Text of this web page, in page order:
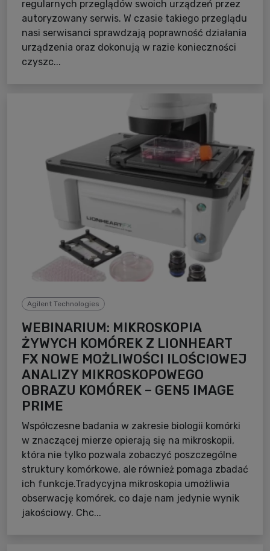
regularnych przeglądów swoich urządzeń przez
autoryzowany serwis. W czasie takiego przeglądu
nasi serwisanci sprawdzają poprawność działania
urządzenia oraz dokonują w razie konieczności
czyszc...
Agilent Technologies
WEBINARIUM: MIKROSKOPIA
ŻYWYCH KOMÓREK Z LIONHEART
FX NOWE MOŻLIWOŚCI ILOŚCIOWEJ
ANALIZY MIKROSKOPOWEGO
OBRAZU KOMÓREK – GEN5 IMAGE
PRIME
Współczesne badania w zakresie biologii komórki
w znaczącej mierze opierają się na mikroskopii,
która nie tylko pozwala zobaczyć poszczególne
struktury komórkowe, ale również pomaga zbadać
ich funkcje.Tradycyjna mikroskopia umożliwia
obserwację komórek, co daje nam jedynie wynik
jakościowy. Chc...